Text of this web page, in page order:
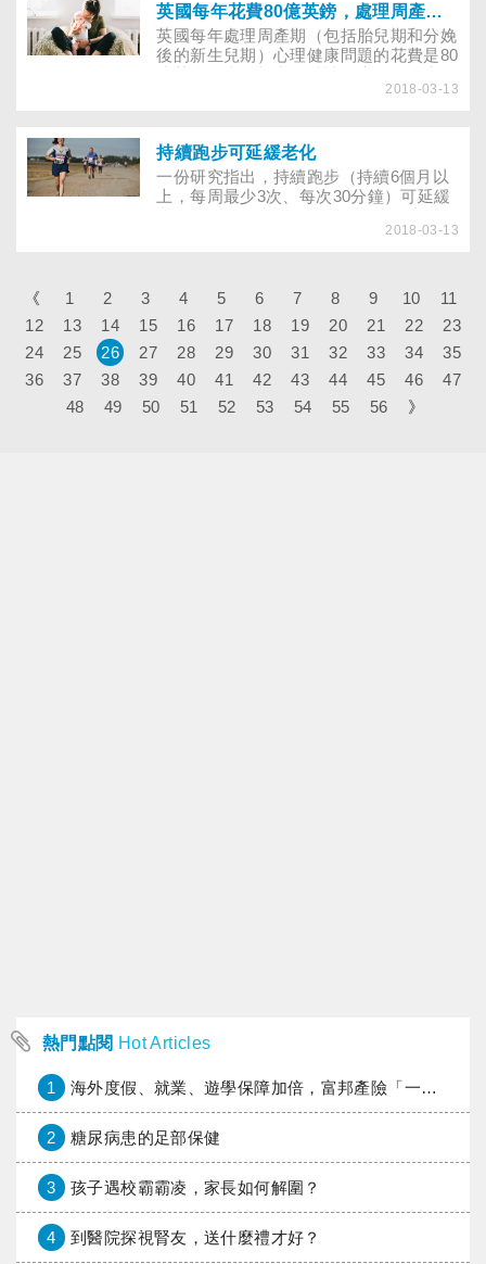
藉由填寫量表，檢視自己最近的情緒是否
變化；不過，亦有人填寫量表、計算分數
後，發現得分很高，開始懷疑自己是否罹
患憂鬱症。
英國每年花費80億英鎊，處理周產期精神問題
英國每年處理周產期（包括胎兒期和分娩
後的新生兒期）心理健康問題的花費是80
治療，除了可能對孩子帶來負面影響，家
20％的婦女，好消息是，婦女接受正確的
治療後即能復原。
2018-03-13
持續跑步可延緩老化
一份研究指出，持續跑步（持續6個月以
上，每周最少3次、每次30分鐘）可延緩
質。，持續跑步可延緩老化，使年長者較
2018-03-13
《 1 2 3 4 5 6 7 8 9 10
11
12
13 14 15 16 17 18 19 20 21 22
23
24
25 26 27 28 29 30 31 32 33 34
35
36
37 38 39 40 41 42 43 44 45 46
47
48
49 50 51 52 53 54 55 56 》
熱門點閱 Hot Articles
1 海外度假、就業、遊學保障加倍，富邦產險「一期逐夢」專案加碼遠距醫療與緊急救援
2 糖尿病患的足部保健
3 孩子遇校霸霸凌，家長如何解圍？
4 到醫院探視腎友，送什麼禮才好？